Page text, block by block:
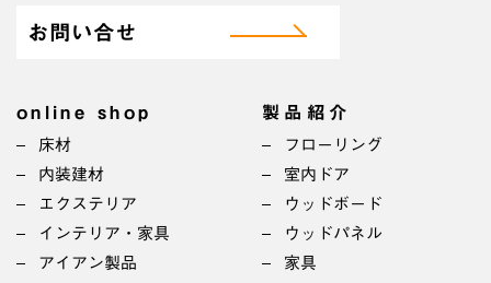
お問い合せ
online shop
床材
内装建材
エクステリア
インテリア・家具
アイアン製品
製品紹介
フローリング
室内ドア
ウッドボード
ウッドパネル
家具